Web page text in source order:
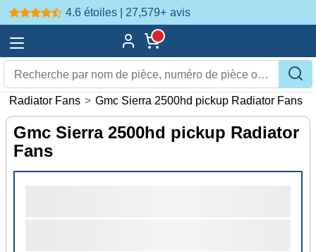
4.6 étoiles | 27,579+ avis
Radiator Fans > Gmc Sierra 2500hd pickup Radiator Fans
Gmc Sierra 2500hd pickup Radiator
Fans